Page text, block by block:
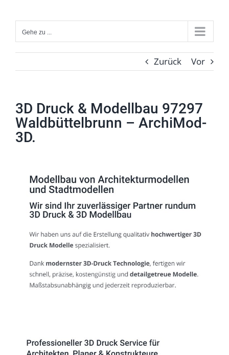
Inhalt
springenGehe zu ...
Zurück Vor
3D Druck & Modellbau 97297
Waldbüttelbrunn – ArchiMod-
3D.